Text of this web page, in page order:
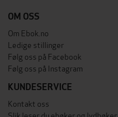
OM OSS
Om Ebok.no
Ledige stillinger
Følg oss på Facebook
Følg oss på Instagram
KUNDESERVICE
Kontakt oss
Slik leser du ebøker og lydbøker